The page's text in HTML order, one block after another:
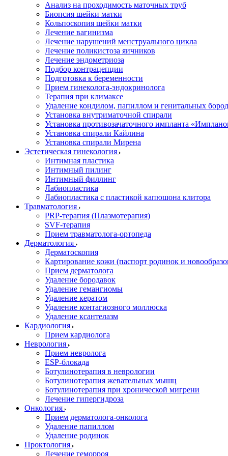
Анализ на проходимость маточных труб
Биопсия шейки матки
Кольпоскопия шейки матки
Лечение вагинизма
Лечение нарушений менструального цикла
Лечение поликистоза яичников
Лечение эндометриоза
Подбор контрацепции
Подготовка к беременности
Прием гинеколога-эндокринолога
Терапия при климаксе
Удаление кондилом, папиллом и генитальных
Установка внутриматочной спирали
Установка противозачаточного импланта
Установка спирали Кайлина
Установка спирали Мирена
Эстетическая гинекология
Интимная пластика
Интимный пилинг
Интимный филлинг
Лабиопластика
Лабиопластика с пластикой капюшона клитора
Травматология
PRP-терапия (Плазмотерапия)
SVF-терапия
Прием травматолога-ортопеда
Дерматология
Дерматоскопия
Картирование кожи (паспорт родинок и
Прием дерматолога
Удаление бородавок
Удаление гемангиомы
Удаление кератом
Удаление контагиозного моллюска
Удаление ксантелазм
Кардиология
Прием кардиолога
Неврология
Прием невролога
ESP-блокада
Ботулинотерапия в неврологии
Ботулинотерапия жевательных мышц
Ботулинотерапия при хронической мигрени
Лечение гипергидроза
Онкология
Прием дерматолога-онколога
Удаление папиллом
Удаление родинок
Проктология
Лечение геморроя